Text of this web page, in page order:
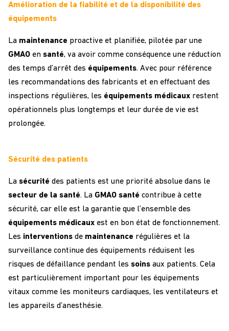
Amélioration de la fiabilité et de la disponibilité des
équipements
La maintenance proactive et planifiée, pilotée par une
GMAO en santé, va avoir comme conséquence une réduction
des temps d’arrêt des équipements. Avec pour référence
les recommandations des fabricants et en effectuant des
inspections régulières, les équipements médicaux restent
opérationnels plus longtemps et leur durée de vie est
prolongée.
Sécurité des patients
La sécurité des patients est une priorité absolue dans le
secteur de la santé. La GMAO santé contribue à cette
sécurité, car elle est la garantie que l’ensemble des
équipements médicaux est en bon état de fonctionnement.
Les interventions de maintenance régulières et la
surveillance continue des équipements réduisent les
risques de défaillance pendant les soins aux patients. Cela
est particulièrement important pour les équipements
vitaux comme les moniteurs cardiaques, les ventilateurs et
les appareils d’anesthésie.